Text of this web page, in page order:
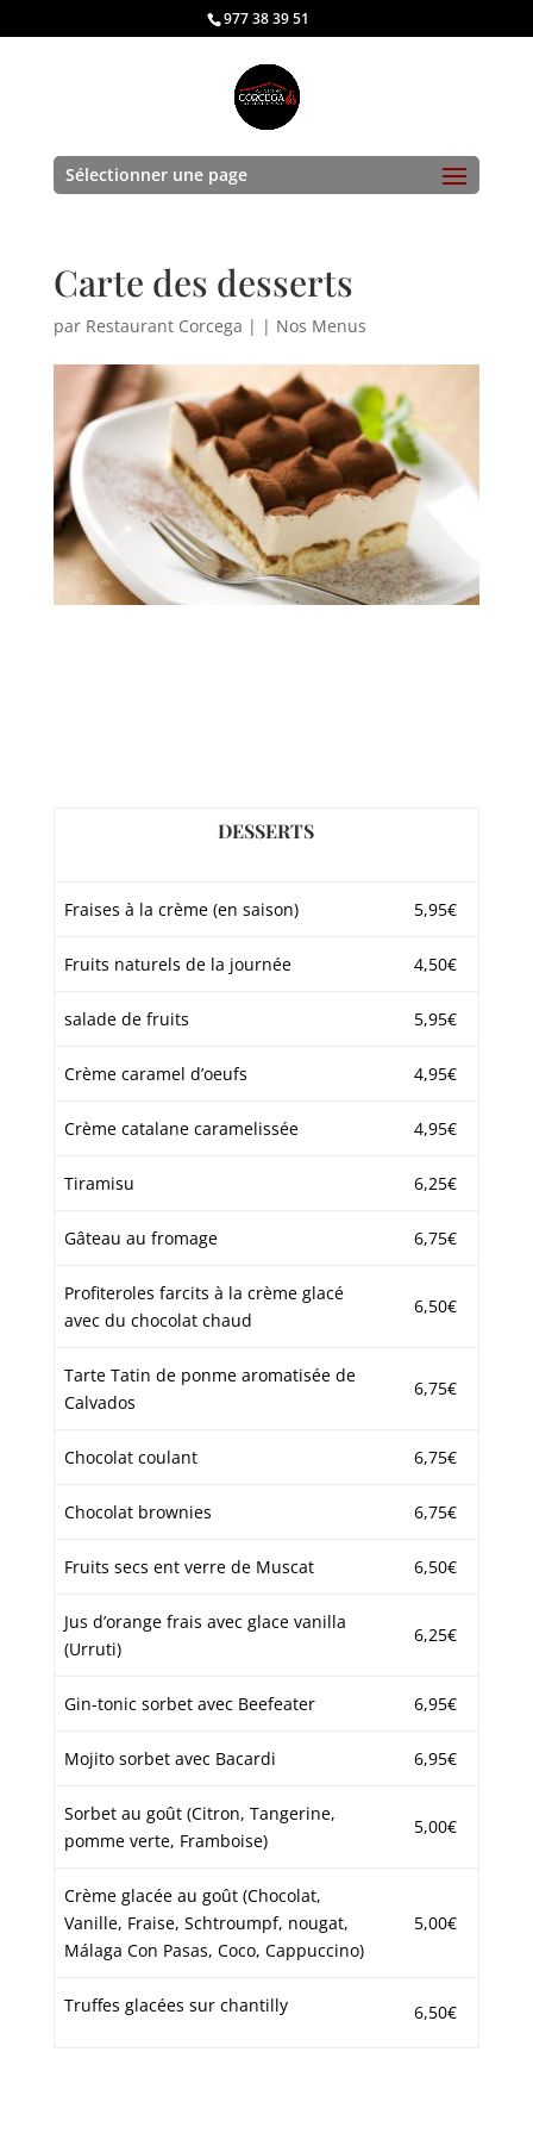
977 38 39 51
Sélectionner une page
Carte des desserts
par Restaurant Corcega | | Nos Menus
DESSERTS
Fraises à la crème (en saison) 5,95€
Fruits naturels de la journée 4,50€
salade de fruits 5,95€
Crème caramel d’oeufs 4,95€
Crème catalane caramelissée 4,95€
Tiramisu 6,25€
Gâteau au fromage 6,75€
Profiteroles farcits à la crème glacé
avec du chocolat chaud
6,50€
Tarte Tatin de ponme aromatisée de
Calvados
6,75€
Chocolat coulant 6,75€
Chocolat brownies 6,75€
Fruits secs ent verre de Muscat 6,50€
Jus d’orange frais avec glace vanilla
(Urruti)
6,25€
Gin-tonic sorbet avec Beefeater 6,95€
Mojito sorbet avec Bacardi 6,95€
Sorbet au goût (Citron, Tangerine,
pomme verte, Framboise)
5,00€
Crème glacée au goût (Chocolat,
Vanille, Fraise, Schtroumpf, nougat,
Málaga Con Pasas, Coco, Cappuccino)
5,00€
Truffes glacées sur chantilly 6,50€